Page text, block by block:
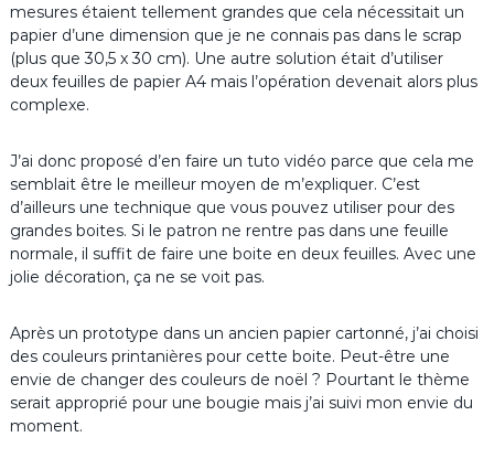
mesures étaient tellement grandes que cela nécessitait un
papier d’une dimension que je ne connais pas dans le scrap
(plus que 30,5 x 30 cm). Une autre solution était d’utiliser
deux feuilles de papier A4 mais l’opération devenait alors plus
complexe.
J’ai donc proposé d’en faire un tuto vidéo parce que cela me
semblait être le meilleur moyen de m’expliquer. C’est
d’ailleurs une technique que vous pouvez utiliser pour des
grandes boites. Si le patron ne rentre pas dans une feuille
normale, il suffit de faire une boite en deux feuilles. Avec une
jolie décoration, ça ne se voit pas.
Après un prototype dans un ancien papier cartonné, j’ai choisi
des couleurs printanières pour cette boite. Peut-être une
envie de changer des couleurs de noël ? Pourtant le thème
serait approprié pour une bougie mais j’ai suivi mon envie du
moment.